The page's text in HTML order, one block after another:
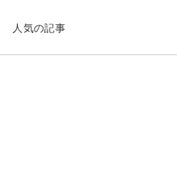
人気の記事